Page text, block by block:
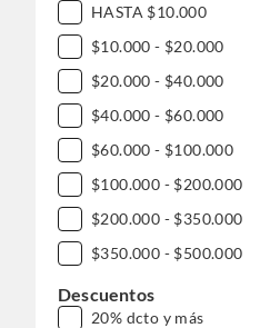
HASTA $10.000
$10.000 - $20.000
$20.000 - $40.000
$40.000 - $60.000
$60.000 - $100.000
$100.000 - $200.000
$200.000 - $350.000
$350.000 - $500.000
$500.000 - $1.000.000
Descuentos
20% dcto y más